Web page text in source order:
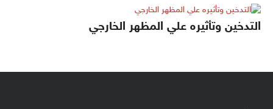
التدخين وتأثيره علي المظهر الخارجي